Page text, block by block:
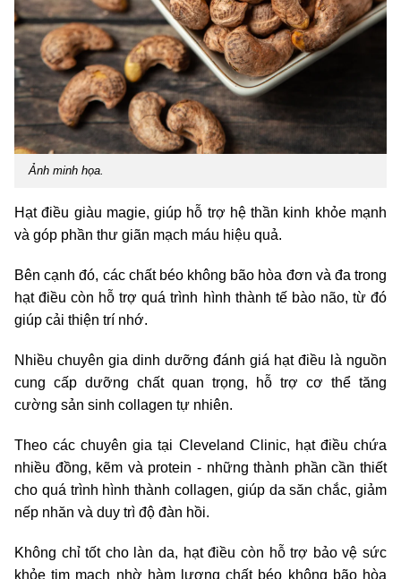
Ảnh minh họa.
Hạt điều giàu magie, giúp hỗ trợ hệ thần kinh khỏe mạnh
và góp phần thư giãn mạch máu hiệu quả.
Bên cạnh đó, các chất béo không bão hòa đơn và đa trong
hạt điều còn hỗ trợ quá trình hình thành tế bào não, từ đó
giúp cải thiện trí nhớ.
Nhiều chuyên gia dinh dưỡng đánh giá hạt điều là nguồn
cung cấp dưỡng chất quan trọng, hỗ trợ cơ thể tăng
cường sản sinh collagen tự nhiên.
Theo các chuyên gia tại Cleveland Clinic, hạt điều chứa
nhiều đồng, kẽm và protein - những thành phần cần thiết
cho quá trình hình thành collagen, giúp da săn chắc, giảm
nếp nhăn và duy trì độ đàn hồi.
Không chỉ tốt cho làn da, hạt điều còn hỗ trợ bảo vệ sức
khỏe tim mạch nhờ hàm lượng chất béo không bão hòa